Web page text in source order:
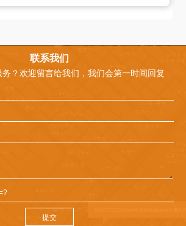
联系我们
？欢迎留言给我们，我们会第一时间回复
提交
登
录
消
定